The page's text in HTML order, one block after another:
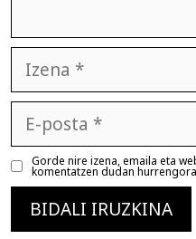
posta
Gorde nire izena, emaila eta
komentatzen dudan